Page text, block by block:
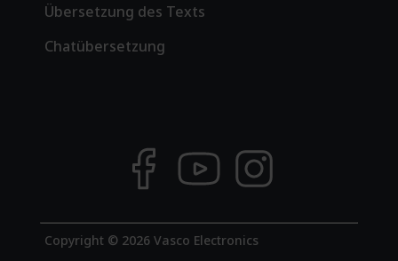
Übersetzung des Texts
Chatübersetzung
Copyright © 2026 Vasco Electronics